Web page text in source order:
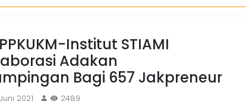
Institut STIAMI
Adakan
Bagi 657 Jakpreneur
2021 2489